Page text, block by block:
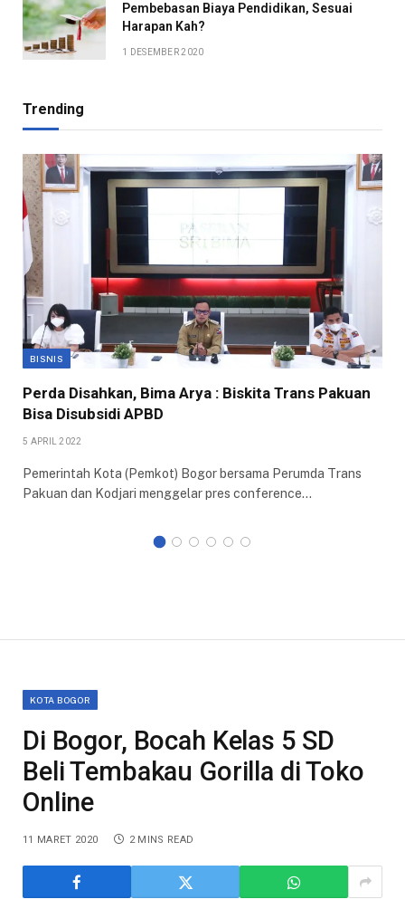
Pembebasan Biaya Pendidikan, Sesuai
Harapan Kah?
1 DESEMBER 2020
Trending
BISNIS
Perda Disahkan, Bima Arya : Biskita Trans Pakuan
Bisa Disubsidi APBD
5 APRIL 2022
Pemerintah Kota (Pemkot) Bogor bersama Perumda Trans
Pakuan dan Kodjari menggelar pres conference…
KOTA BOGOR
Di Bogor, Bocah Kelas 5 SD
Beli Tembakau Gorilla di Toko
Online
11 MARET 2020 2 MINS READ